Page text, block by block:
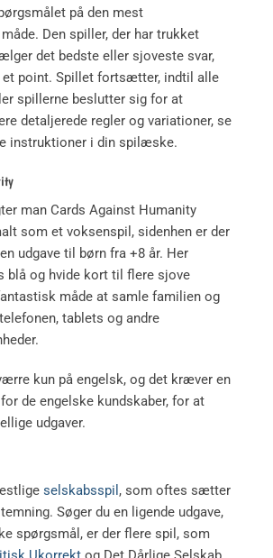
på den mest
Den spiller, der har trukket
det bedste eller sjoveste svar,
et point. Spillet fortsætter, indtil alle
spillerne beslutter sig for at
detaljerede regler og variationer, se
instruktioner i din spilæske.
man Cards Against Humanity
som et voksenspil, sidenhen er der
udgave til børn fra +8 år. Her
blå og hvide kort til flere sjove
måde at samle familien og
tablets og andre
kun på engelsk, og det kræver en
de engelske kundskaber, for at
udgaver.
selskabsspil , som oftes sætter
Søger du en ligende udgave,
spørgsmål, er der flere spil, som